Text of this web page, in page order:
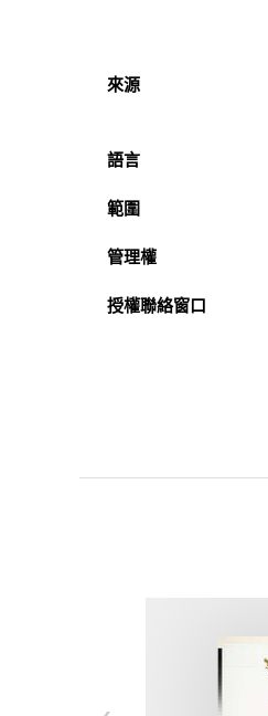
來源
語言
範圍
管理權
授權聯絡窗口